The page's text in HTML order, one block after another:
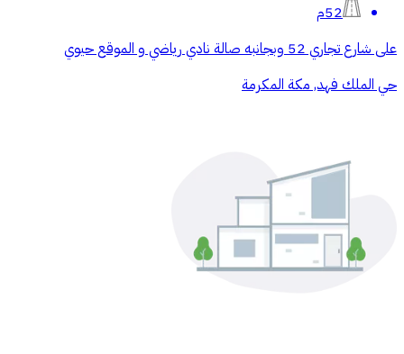
52م
على شارع تجاري 52 وبجانبه صالة نادي رياضي و الموقع حيوي
حي الملك فهد, مكة المكرمة